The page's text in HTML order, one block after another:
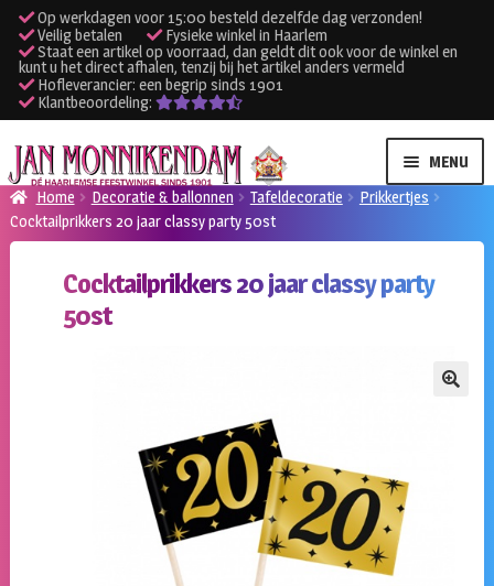
Op werkdagen voor 15:00 besteld dezelfde dag verzonden!
Veilig betalen
Fysieke winkel in Haarlem
Staat een artikel op voorraad, dan geldt dit ook voor de winkel en
kunt u het direct afhalen, tenzij bij het artikel anders vermeld
Hofleverancier: een begrip sinds 1901
Klantbeoordeling:
Ga
door
naar
navigatie
Ga
naar
de
inhoud
MENU
Verhuur kleding
Verhuur apparatuur
Home Decoratie & ballonnen Tafeldecoratie
Prikkertjes
Cocktailprikkers 20 jaar classy party 50st
Cocktailprikkers 20 jaar classy party
50st